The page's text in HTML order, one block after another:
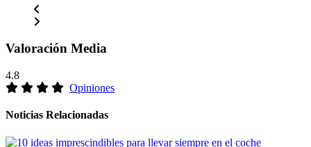
Valoración Media
4.8
Opiniones
Noticias Relacionadas